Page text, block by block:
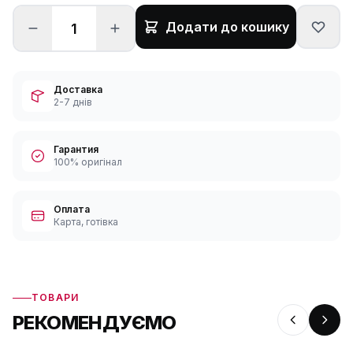
Додати до кошику
Доставка
2-7 днів
Гарантия
100% оригінал
Оплата
Карта, готівка
ТОВАРИ
РЕКОМЕНДУЄМО